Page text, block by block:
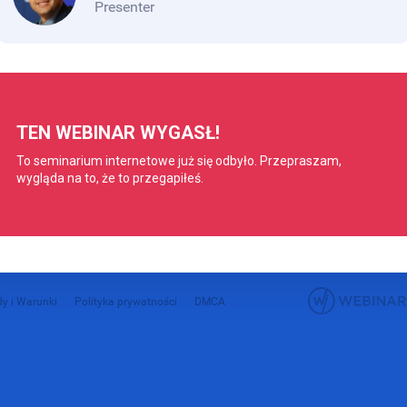
Presenter
i Warunki Polityka prywatności DMCA